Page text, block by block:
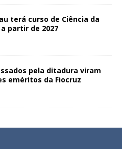
terá curso de Ciência da
partir de 2027
pela ditadura viram
eméritos da Fiocruz